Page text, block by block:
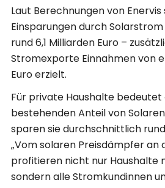
Laut Berechnungen von
Einsparungen durch
rund 6,1 Milliarden Euro –
Stromexporte Einnahmen von
Euro erzielt.
Für private Haushalte bedeutet
bestehenden Anteil von
sparen sie durchschnittlich
„Vom solaren Preisdämpfer an
profitieren nicht nur Haushalte
sondern alle Stromkundinnen